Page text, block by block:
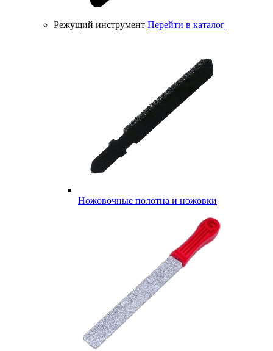
Режущий инструмент Перейти в каталог
Ножовочные полотна и ножовки